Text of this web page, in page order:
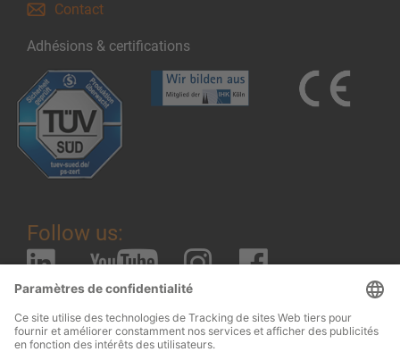
Contact
Adhésions & certifications
Follow us: